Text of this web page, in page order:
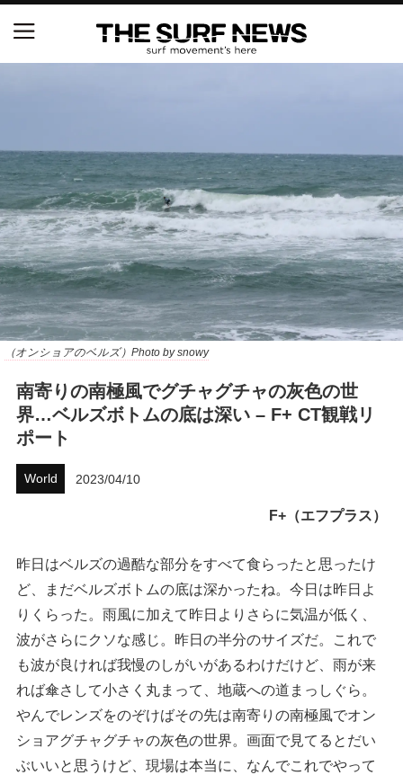
（オンショアのベルズ）Photo by snowy
南寄りの南極風でグチャグチャの灰色の世
界…ベルズボトムの底は深い – F+ CT観戦リ
ポート
World 2023/04/10
F+（エフプラス）
昨日はベルズの過酷な部分をすべて食らったと思ったけ
ど、まだベルズボトムの底は深かったね。今日は昨日よ
りくらった。雨風に加えて昨日よりさらに気温が低く、
波がさらにクソな感じ。昨日の半分のサイズだ。これで
も波が良ければ我慢のしがいがあるわけだけど、雨が来
れば傘さして小さく丸まって、地蔵への道まっしぐら。
やんでレンズをのぞけばその先は南寄りの南極風でオン
ショアグチャグチャの灰色の世界。画面で見てるとだい
ぶいいと思うけど、現場は本当に、なんでこれでやって
NSAと茅ヶ崎市が包括連携協定を締結 自治体との
S.ONE ショート＆ロング開幕戦・現地リポート（高
橋みなと）
ニュース
製品情報
特集
試合
ホリデースタイル
イベント・リリース
FOLLOW US ON